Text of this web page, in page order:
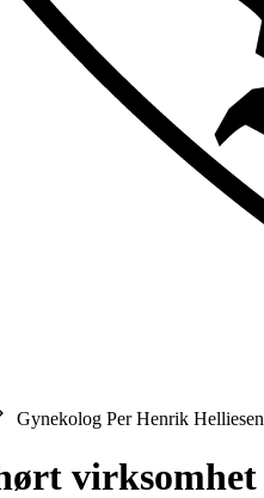
Gynekolog Per Henrik Helliesen
virksomhet